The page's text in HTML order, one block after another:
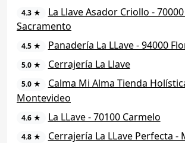
4.3 ★
La Llave Asador Criollo -
Sacramento
4.5 ★ Panadería La LLave - 94000
5.0 ★ Cerrajería La Llave
5.0 ★
Calma Mi Alma Tienda
Montevideo
4.6 ★ La LLave - 70100 Carmelo
4.8 ★ Cerrajería La LLave Perfecta -